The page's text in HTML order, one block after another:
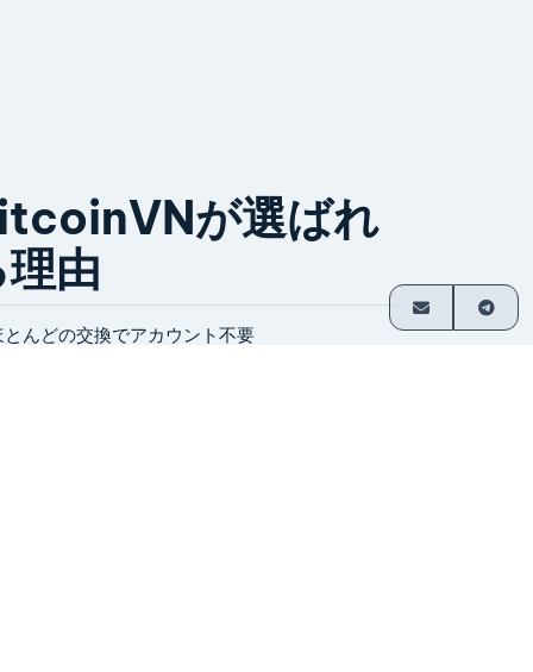
が選ばれ
由
とんどの交換でアカウント不要